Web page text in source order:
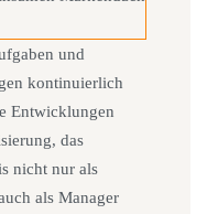
und
kontinuierlich
Entwicklungen
das
nicht nur als
als Manager